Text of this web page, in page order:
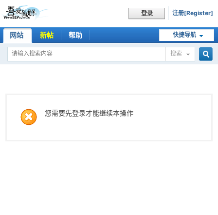
登录 注册[Register]
快捷导航
网站 新帖 帮助
搜索
您需要先登录才能继续本操作